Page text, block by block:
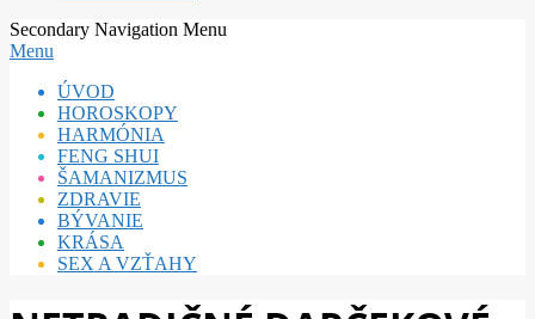
Secondary Navigation Menu
Menu
ÚVOD
HOROSKOPY
HARMÓNIA
FENG SHUI
ŠAMANIZMUS
ZDRAVIE
BÝVANIE
KRÁSA
SEX A VZŤAHY